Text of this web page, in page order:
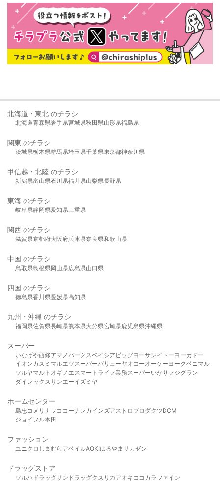
北海道・東北 のチラシ
北海道青森県岩手県宮城県秋田県山形県福島県
関東 のチラシ
茨城県栃木県群馬県埼玉県千葉県東京都神奈川県
甲信越・北陸 のチラシ
新潟県富山県石川県福井県山梨県長野県
東海 のチラシ
岐阜県静岡県愛知県三重県
関西 のチラシ
滋賀県京都府大阪府兵庫県奈良県和歌山県
中国 のチラシ
鳥取県島根県岡山県広島県山口県
四国 のチラシ
徳島県香川県愛媛県高知県
九州・沖縄 のチラシ
福岡県佐賀県長崎県熊本県大分県宮崎県鹿児島県沖縄県
スーパー
いなげや西條アマノパークスベイシア ビッグヨーサンイトーヨーカドー
イオンカスミ マルエツスーパーバリューヤオコーオーケー ヨークベニマル
ツルヤマルト オギノ エスマート ライフ業務スーパーいかり フジグラン
ダイレックスサンエーイズミヤ
ホームセンター
島忠 コメリ ナフコ コーナンカインズアストロプロダクツDCM
ジョイフル本田
ファッション
ユニクロ しまむら アベイルAOKIはるやま サカゼン
ドラッグストア
ツルハドラッグサンドラッグクスリのアオキ ココカラファイン